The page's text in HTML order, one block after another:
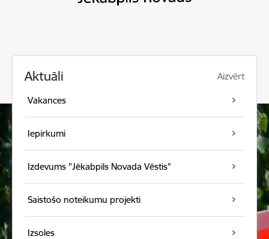
Aktuāli Aizvērt
Vakances
Iepirkumi
Izdevums "Jēkabpils Novada Vēstis"
Saistošo noteikumu projekti
Izsoles